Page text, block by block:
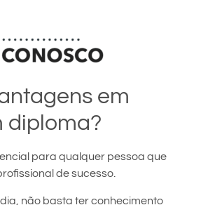
em
diploma?
para qualquer pessoa que
de sucesso.
não basta ter conhecimento